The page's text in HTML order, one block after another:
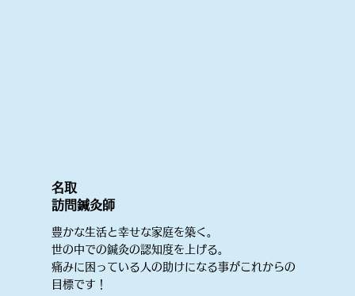
名取
​訪問鍼灸師
豊かな生活と幸せな家庭を築く。
世の中での鍼灸の認知度を上げる。
痛みに困っている人の助けになる事がこれからの
目標です！